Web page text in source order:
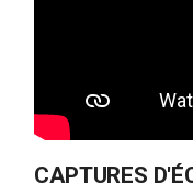
CAPTURES